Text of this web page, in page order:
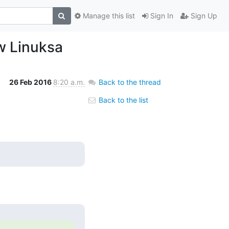
Sign In Sign Up
Manage this list
Linuksa
26 Feb 2016 8:20 a.m. Back to the thread
Back to the list